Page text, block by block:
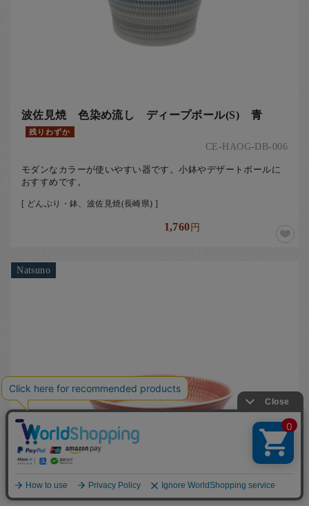
波佐見焼 色染め流し ディープボール(S) 青
残りわずか
CE-HAOG-DB-006
モダンなカラーが使いやすい器です。小鉢やデザートボールに
おすすめです。
[ どんぶり・鉢、波佐見焼(長崎県) ]
1,760円
Natsuno